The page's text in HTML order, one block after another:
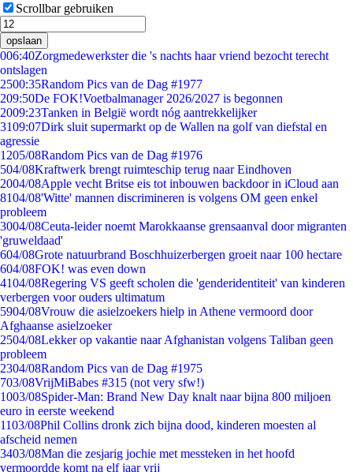
Scrollbar gebruiken
opslaan
006:40Zorgmedewerkster die 's nachts haar vriend bezocht terecht
ontslagen
2500:35Random Pics van de Dag #1977
209:50De FOK!Voetbalmanager 2026/2027 is begonnen
2009:23Tanken in België wordt nóg aantrekkelijker
3109:07Dirk sluit supermarkt op de Wallen na golf van diefstal en
agressie
1205/08Random Pics van de Dag #1976
504/08Kraftwerk brengt ruimteschip terug naar Eindhoven
2004/08Apple vecht Britse eis tot inbouwen backdoor in iCloud aan
8104/08'Witte' mannen discrimineren is volgens OM geen enkel
probleem
3004/08Ceuta-leider noemt Marokkaanse grensaanval door migranten
'gruweldaad'
604/08Grote natuurbrand Boschhuizerbergen groeit naar 100 hectare
604/08FOK! was even down
4104/08Regering VS geeft scholen die 'genderidentiteit' van kinderen
verbergen voor ouders ultimatum
5904/08Vrouw die asielzoekers hielp in Athene vermoord door
Afghaanse asielzoeker
2504/08Lekker op vakantie naar Afghanistan volgens Taliban geen
probleem
2304/08Random Pics van de Dag #1975
703/08VrijMiBabes #315 (not very sfw!)
1003/08Spider-Man: Brand New Day knalt naar bijna 800 miljoen
euro in eerste weekend
1103/08Phil Collins dronk zich bijna dood, kinderen moesten al
afscheid nemen
3403/08Man die zesjarig jochie met messteken in het hoofd
vermoordde komt na elf jaar vrij